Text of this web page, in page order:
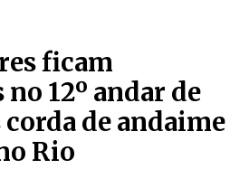
ficam
12º andar de
de andaime
Rio